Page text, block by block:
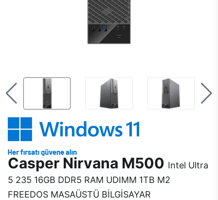
Casper Nirvana M500 Intel Ultra
5 235 16GB DDR5 RAM UDIMM 1TB M2
FREEDOS MASAÜSTÜ BİLGİSAYAR